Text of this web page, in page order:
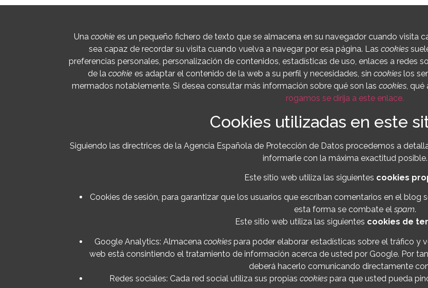
Una cookie es un pequeño fichero de texto que se almacena en su navegador cuando visita
sea capaz de recordar su visita cuando vuelva a navegar por esa página. Las cookies
preferencias personales, personalización de contenidos, estadísticas de uso, enlaces a redes
de la cookie es adaptar el contenido de la web a su perfil y necesidades, sin cookies los
mermados notablemente. Si desea consultar más información sobre qué son las cookies, qué
rogamos se dirija a este enlace.
Cookies utilizadas en este
Siguiendo las directrices de la Agencia Española de Protección de Datos procedemos a
informarle con la máxima exactitud posible.
Este sitio web utiliza las siguientes cookies
Cookies de sesión, para garantizar que los usuarios que escriban comentarios en el
esta forma se combate el spam.
Este sitio web utiliza las siguientes cookies de
Google Analytics: Almacena cookiespara poder elaborar estadísticas sobre el tráfico y
web está consintiendo el tratamiento de información acerca de usted por Google. Por
deberá hacerlo comunicando directamente
Redes sociales: Cada red social utiliza sus propias cookiespara que usted pueda